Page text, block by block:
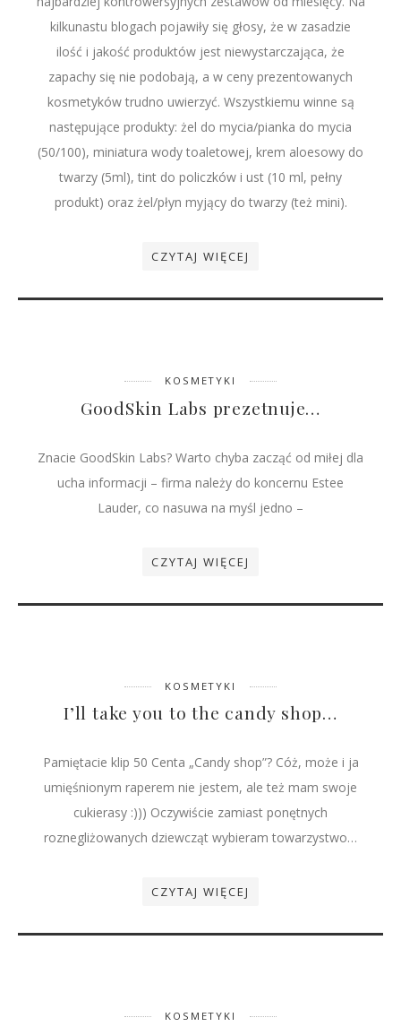
kilkunastu blogach pojawiły się głosy, że w zasadzie
ilość i jakość produktów jest niewystarczająca, że
zapachy się nie podobają, a w ceny prezentowanych
kosmetyków trudno uwierzyć. Wszystkiemu winne są
następujące produkty: żel do mycia/pianka do mycia
(50/100), miniatura wody toaletowej, krem aloesowy do
twarzy (5ml), tint do policzków i ust (10 ml, pełny
produkt) oraz żel/płyn myjący do twarzy (też mini).
CZYTAJ WIĘCEJ
KOSMETYKI
GoodSkin Labs prezetnuje…
Znacie GoodSkin Labs? Warto chyba zacząć od miłej dla
ucha informacji – firma należy do koncernu Estee
Lauder, co nasuwa na myśl jedno –
CZYTAJ WIĘCEJ
KOSMETYKI
I’ll take you to the candy shop…
Pamiętacie klip 50 Centa „Candy shop”? Cóż, może i ja
umięśnionym raperem nie jestem, ale też mam swoje
cukierasy :))) Oczywiście zamiast ponętnych
roznegliżowanych dziewcząt wybieram towarzystwo…
CZYTAJ WIĘCEJ
KOSMETYKI